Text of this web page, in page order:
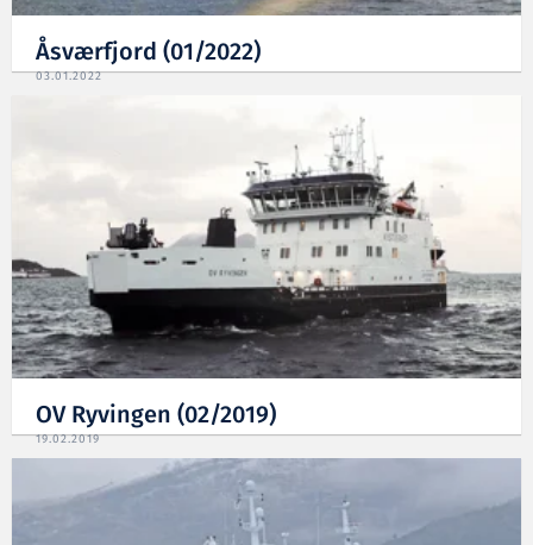
Åsværfjord (01/2022)
03.01.2022
OV Ryvingen (02/2019)
19.02.2019